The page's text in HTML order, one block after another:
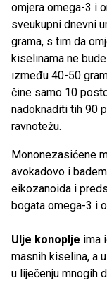
omjera omega-3 i
sveukupni dnevni
grama, s tim da
kiselinama ne
između 40-50
čine samo 10
nadoknaditi tih 90
ravnotežu.
Mononezasićene
avokadovo i
eikozanoida i
bogata omega-3 i
Ulje konoplje ima
masnih kiselina, a
u liječenju mnogih